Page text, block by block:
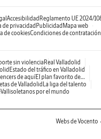
Accesibilidad Reglamento UE 2024/
de privacidad Publicidad Mapa web
de cookiesCondiciones de contratación
sin violenciaReal Valladolid
Estado del tráfico en Valladolid
de aquíEl plan favorito de...
de Valladolid La liga del talento
Vallisoletanos por el mundo
Webs de Vocento